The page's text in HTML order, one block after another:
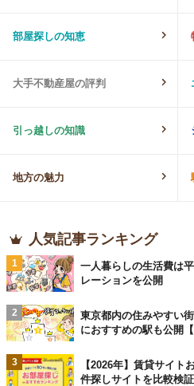
部屋探しの知恵
大手不動産屋の評判
引っ越しの知識
地方の魅力
人気記事ランキング
1
一人暮らしの生活費は
レーションを公開
2
東京都内の住みやすい
におすすめの駅も公開【
3
【2026年】賃貸サイト
件探しサイトを比較検証